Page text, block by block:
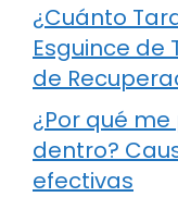
¿Cuánto
Esguince de
de
¿Por qué
dentro?
efectivas